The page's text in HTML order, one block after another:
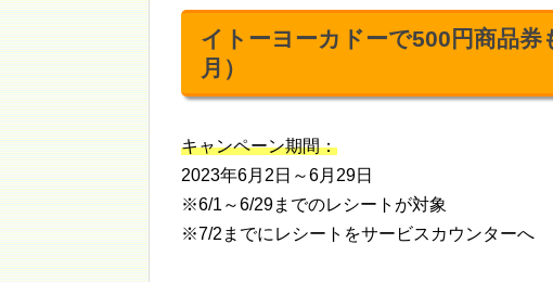
イトーヨーカドーで500円商品
月）
キャンペーン期間：
2023年6月2日～6月29日
※6/1～6/29までのレシートが対象
※7/2までにレシートをサービスカウンターへ